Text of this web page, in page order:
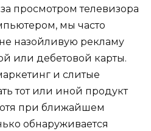
просмотром телевизора
мы часто
назойливую рекламу
или дебетовой карты.
и слитые
тот или иной продукт
при ближайшем
обнаруживается